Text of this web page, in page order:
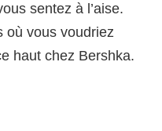
sentez à l’aise.
où vous voudriez
haut chez Bershka.